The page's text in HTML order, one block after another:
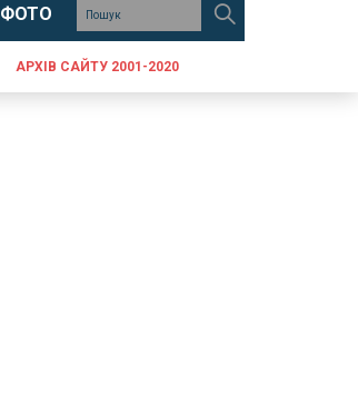
ФОТО
АРХІВ САЙТУ 2001-2020